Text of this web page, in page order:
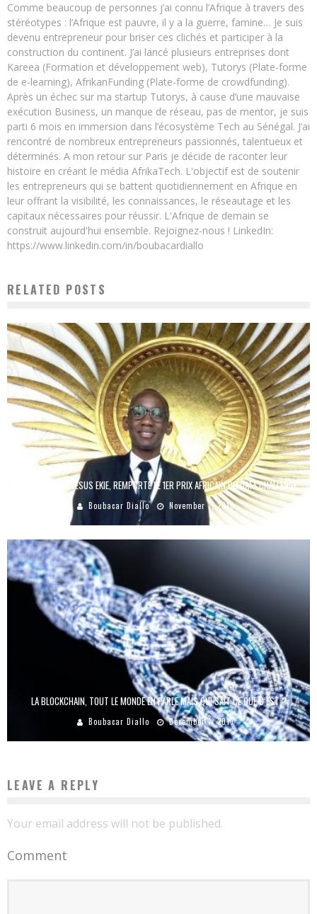
Comme beaucoup de personnes j’ai connu l’Afrique à travers des
stéréotypes : l’Afrique est pauvre, il y a la guerre, famine… Je suis
devenu entrepreneur pour briser ces clichés et participer à la
construction du continent. J’ai lancé plusieurs entreprises dont
Kareea (Formation et développement web), Tutorys (Plate-forme
de e-learning), AfrikanFunding (Plate-forme de crowdfunding).
Après un échec sur ma startup Tutorys, à cause d’une mauvaise
exécution Business, un manque de réseau, pas de mentor, je suis
parti 6 mois en immersion dans l’écosystème Tech au Sénégal. J’ai
rencontré de nombreux entrepreneurs passionnés, talentueux et
déterminés. A mon retour sur Paris je décide de raconter leur
histoire en créant le média AfrikaTech. L'objectif est de soutenir
les entrepreneurs qui se battent quotidiennement en Afrique en
leur offrant la visibilité, les connaissances, le réseautage et les
capitaux nécessaires pour réussir. L'Afrique de demain se
construit aujourd'hui ensemble. Rejoignez-nous ! LinkedIn:
https://www.linkedin.com/in/boubacardiallo
RELATED POSTS
LE SÉNÉGALAIS JESUS EKIE, REMPORTE LE 1ER PRIX AFRICAIN DU DATA CHALLENGE
Boubacar Diallo November 1, 2018
LA BLOCKCHAIN, TOUT LE MONDE EN PARLE MAIS QUI SAIT CE QUE C’EST ?
Boubacar Diallo December 1, 2017
LEAVE A REPLY
Your email address will not be published.
Comment